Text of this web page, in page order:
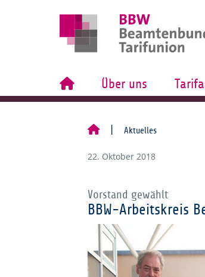
Über uns
Aktuelles
22. Oktober 2018
Vorstand gewählt
BBW-Arbeitskreis